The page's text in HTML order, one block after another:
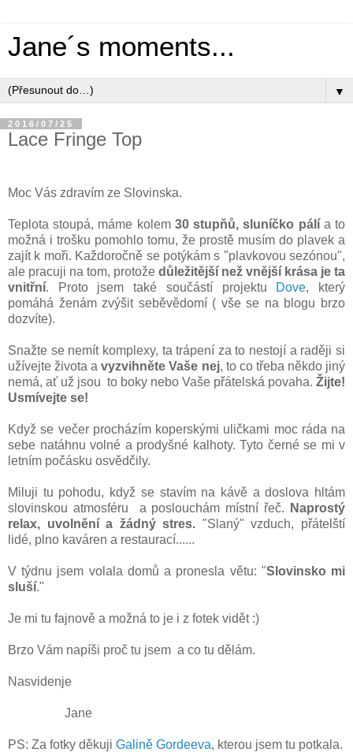
Jane´s moments...
▼
2016/07/25
Lace Fringe Top
Moc Vás zdravím ze Slovinska.
Teplota stoupá, máme kolem 30 stupňů, sluníčko pálía to
možná i trošku pomohlo tomu, že prostě musím do plavek a
zajít k moři. Každoročně se potýkám s "plavkovou sezónou",
ale pracuji na tom, protože důležitější než vnější krása je ta
vnitřní. Proto jsem také součástí projektu Dove, který
pomáhá ženám zvýšit seběvědomí ( vše se na blogu brzo
dozvíte).
Snažte se nemít komplexy, ta trápení za to nestojí a raději si
užívejte života avyzvihněte Vaše nej, to co třeba někdo jiný
nemá, ať už jsou to boky nebo Vaše přátelská povaha. Žijte!
Usmívejte se!
Když se večer procházím koperskými uličkami moc ráda na
sebe natáhnu volné a prodyšné kalhoty. Tyto černé se mi v
letním počásku osvědčily.
Miluji tu pohodu, když se stavím na kávě a doslova hltám
slovinskou atmosféru a poslouchám místní řeč.
Naprostý
relax, uvolnění a žádný stres. "Slaný" vzduch, přátelští
lidé, plno kaváren a restaurací......
V týdnu jsem volala domů a pronesla větu: "Slovinsko mi
sluší."
Je mi tu fajnově a možná to je i z fotek vidět :)
Brzo Vám napíši proč tu jsem a co tu dělám.
Nasvidenje
Jane
PS: Za fotky děkuji Galině Gordeeva, kterou jsem tu potkala.